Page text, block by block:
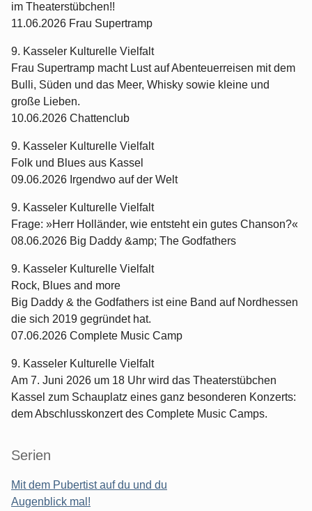
im Theaterstübchen!!
11.06.2026 Frau Supertramp
9. Kasseler Kulturelle Vielfalt
Frau Supertramp macht Lust auf Abenteuerreisen mit dem
Bulli, Süden und das Meer, Whisky sowie kleine und
große Lieben.
10.06.2026 Chattenclub
9. Kasseler Kulturelle Vielfalt
Folk und Blues aus Kassel
09.06.2026 Irgendwo auf der Welt
9. Kasseler Kulturelle Vielfalt
Frage: »Herr Holländer, wie entsteht ein gutes Chanson?«
08.06.2026 Big Daddy &amp; The Godfathers
9. Kasseler Kulturelle Vielfalt
Rock, Blues and more
Big Daddy & the Godfathers ist eine Band auf Nordhessen
die sich 2019 gegründet hat.
07.06.2026 Complete Music Camp
9. Kasseler Kulturelle Vielfalt
Am 7. Juni 2026 um 18 Uhr wird das Theaterstübchen
Kassel zum Schauplatz eines ganz besonderen Konzerts:
dem Abschlusskonzert des Complete Music Camps.
Serien
Mit dem Pubertist auf du und du
Augenblick mal!